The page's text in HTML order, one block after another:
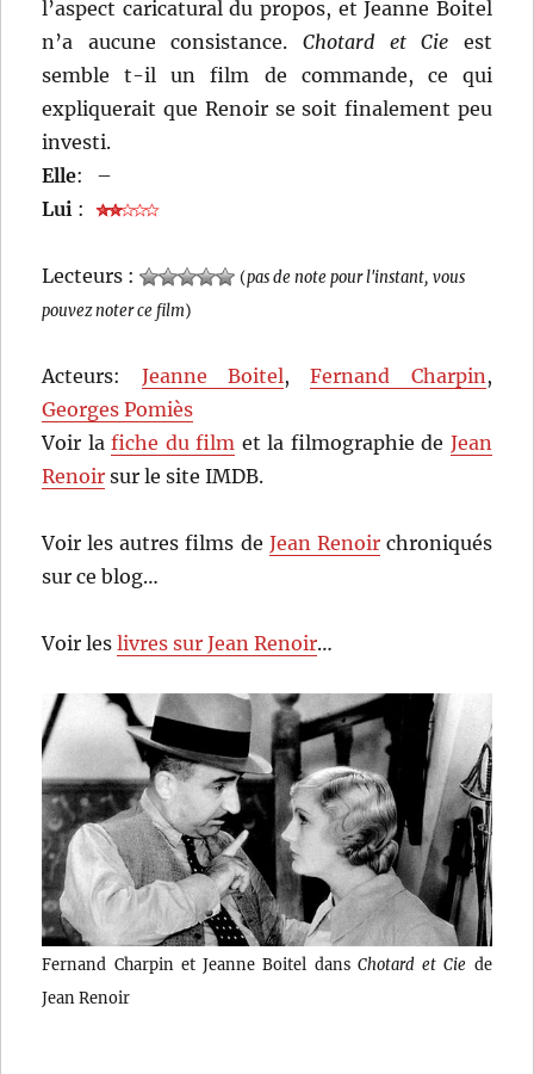
l’aspect caricatural du propos, et Jeanne Boitel
n’a aucune consistance. Chotard et Cie est
semble t-il un film de commande, ce qui
expliquerait que Renoir se soit finalement peu
investi.
Elle:
–
Lui :
Lecteurs : (pas de note pour l'instant, vous
pouvez noter ce film)
Acteurs: Jeanne Boitel,Fernand Charpin ,
Georges Pomiès
Voir lafiche du film et la filmographie de Jean
Renoir sur le site IMDB.
Voir les autres films de Jean Renoirchroniqués
sur ce blog…
Voir leslivres sur Jean Renoir…
Fernand Charpin et Jeanne Boitel dans Chotard et Cie de
Jean Renoir